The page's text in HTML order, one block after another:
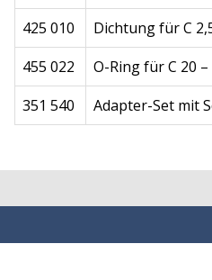
425 010
Dichtung für C
455 022
O-Ring für C 20
351 540
Adapter-Set mit